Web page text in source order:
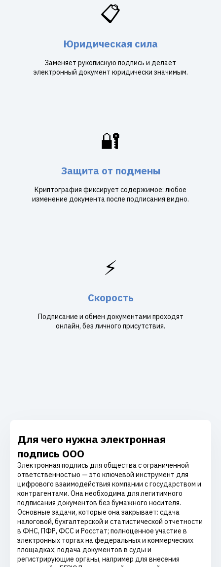
📋
Юридическая сила
Заменяет рукописную подпись и делает
электронный документ юридически значимым.
🔐
Защита от подмены
Криптография фиксирует содержимое: любое
изменение документа после подписания видно.
⚡
Скорость
Подписание и обмен документами проходят
онлайн, без личного присутствия.
Для чего нужна электронная
подпись ООО
Электронная подпись для общества с ограниченной
ответственностью — это ключевой инструмент для
цифрового взаимодействия компании с государством и
контрагентами. Она необходима для легитимного
подписания документов без бумажного носителя.
Основные задачи, которые она закрывает: сдача
налоговой, бухгалтерской и статистической отчетности
в ФНС, ПФР, ФСС и Росстат; полноценное участие в
электронных торгах на федеральных и коммерческих
площадках; подача документов в суды и
регистрирующие органы, например для внесения